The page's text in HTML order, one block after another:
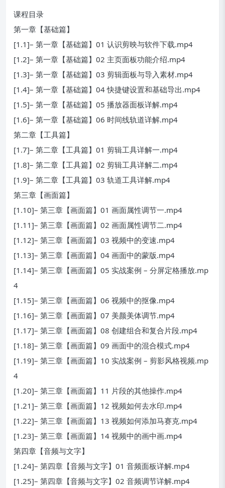
课程目录
第一章【基础篇】
[1.1]– 第一章【基础篇】01 认识剪映与软件下载.mp4
[1.2]– 第一章【基础篇】02 主页面板功能介绍.mp4
[1.3]– 第一章【基础篇】03 剪辑面板与导入素材.mp4
[1.4]– 第一章【基础篇】04 快捷键设置和基础导出.mp4
[1.5]– 第一章【基础篇】05 播放器面板详解.mp4
[1.6]– 第一章【基础篇】06 时间线轨道详解.mp4
第二章【工具篇】
[1.7]– 第二章【工具篇】01 剪辑工具详解一.mp4
[1.8]– 第二章【工具篇】02 剪辑工具详解二.mp4
[1.9]– 第二章【工具篇】03 轨道工具详解.mp4
第三章【画面篇】
[1.10]– 第三章【画面篇】01 画面属性调节一.mp4
[1.11]– 第三章【画面篇】02 画面属性调节二.mp4
[1.12]– 第三章【画面篇】03 视频中的变速.mp4
[1.13]– 第三章【画面篇】04 画面中的蒙版.mp4
[1.14]– 第三章【画面篇】05 实战案例 – 分屏定格播放.mp
4
[1.15]– 第三章【画面篇】06 视频中的抠像.mp4
[1.16]– 第三章【画面篇】07 美颜美体调节.mp4
[1.17]– 第三章【画面篇】08 创建组合和复合片段.mp4
[1.18]– 第三章【画面篇】09 画面中的混合模式.mp4
[1.19]– 第三章【画面篇】10 实战案例 – 剪影风格视频.mp
4
[1.20]– 第三章【画面篇】11 片段的其他操作.mp4
[1.21]– 第三章【画面篇】12 视频如何去水印.mp4
[1.22]– 第三章【画面篇】13 视频如何添加马赛克.mp4
[1.23]– 第三章【画面篇】14 视频中的画中画.mp4
第四章【音频与文字】
[1.24]– 第四章【音频与文字】01 音频面板详解.mp4
[1.25]– 第四章【音频与文字】02 音频调节详解.mp4